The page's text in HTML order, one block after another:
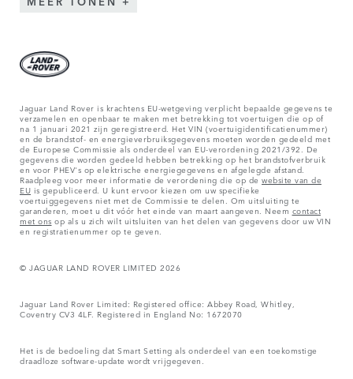
Jaguar Land Rover is krachtens EU-wetgeving verplicht bepaalde gegevens te
verzamelen en openbaar te maken met betrekking tot voertuigen die op of
na 1 januari 2021 zijn geregistreerd. Het VIN (voertuigidentificatienummer)
en de brandstof- en energieverbruiksgegevens moeten worden gedeeld met
de Europese Commissie als onderdeel van EU-verordening 2021/392. De
gegevens die worden gedeeld hebben betrekking op het brandstofverbruik
en voor PHEV's op elektrische energiegegevens en afgelegde afstand.
Raadpleeg voor meer informatie de verordening die op dewebsite van de
EU is gepubliceerd. U kunt ervoor kiezen om uw specifieke
voertuiggegevens niet met de Commissie te delen. Om uitsluiting te
garanderen, moet u dit vóór het einde van maart aangeven. Neem contact
met ons op als u zich wilt uitsluiten van het delen van gegevens door uw VIN
en registratienummer op te geven.
© JAGUAR LAND ROVER LIMITED 2026
Jaguar Land Rover Limited: Registered office: Abbey Road, Whitley,
Coventry CV3 4LF. Registered in England No: 1672070
Het is de bedoeling dat Smart Setting als onderdeel van een toekomstige
draadloze software-update wordt vrijgegeven.